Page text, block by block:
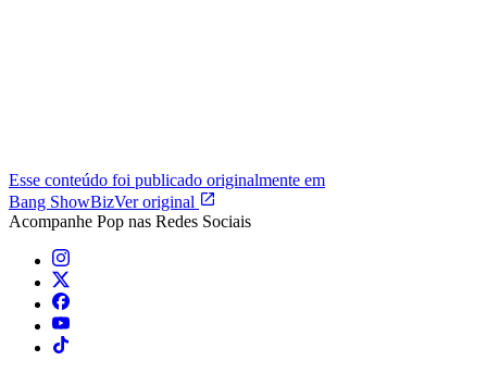
Esse conteúdo foi publicado originalmente em
Bang ShowBizVer original
Acompanhe Pop nas Redes Sociais